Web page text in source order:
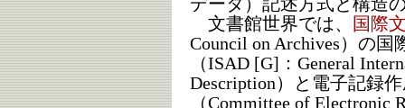
文書館世界では、
国際
Council on Archives）の
（ISAD [G]：General
Description）と電子記録
（Committee of Electronic